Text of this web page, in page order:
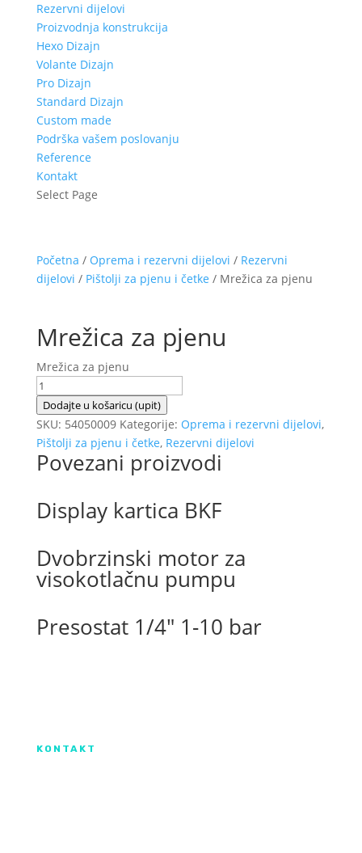
Rezervni dijelovi
Proizvodnja konstrukcija
Hexo Dizajn
Volante Dizajn
Pro Dizajn
Standard Dizajn
Custom made
Podrška vašem poslovanju
Reference
Kontakt
Select Page
Početna / Oprema i rezervni dijelovi / Rezervni
dijelovi / Pištolji za pjenu i četke / Mrežica za pjenu
Mrežica za pjenu
Mrežica za pjenu
Mrežica
za
pjenu
količina
Dodajte u košaricu (upit)
SKU: 54050009 Kategorije: Oprema i rezervni dijelovi,
Pištolji za pjenu i četke, Rezervni dijelovi
Povezani proizvodi
Display kartica BKF
Dvobrzinski motor za
visokotlačnu pumpu
Presostat 1/4″ 1-10 bar
KONTAKT